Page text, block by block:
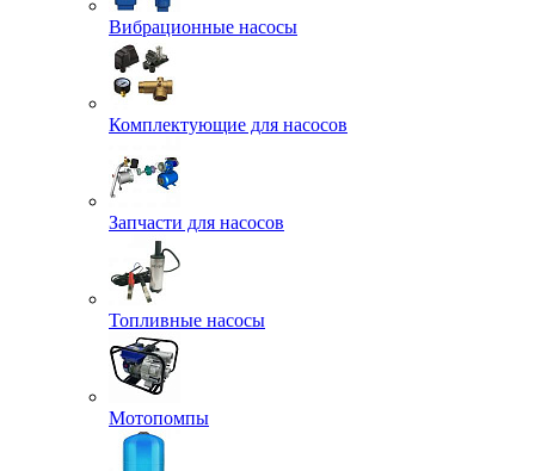
Вибрационные насосы
Комплектующие для насосов
Запчасти для насосов
Топливные насосы
Мотопомпы